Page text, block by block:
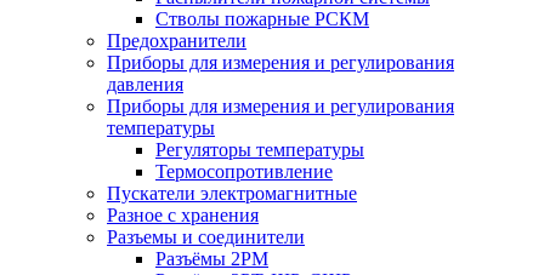
Стволы пожарные РСКМ
Предохранители
Приборы для измерения и регулирования
давления
Приборы для измерения и регулирования
температуры
Регуляторы температуры
Термосопротивление
Пускатели электромагнитные
Разное с хранения
Разъемы и соединители
Разъёмы 2РМ